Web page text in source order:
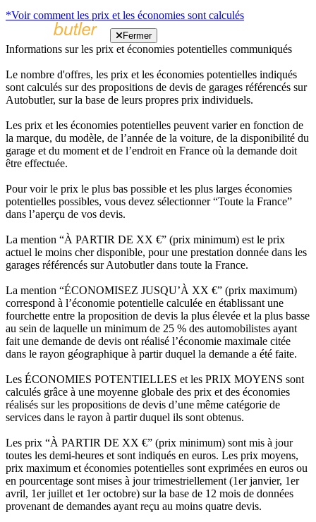
*Voir comment les prix et les économies sont calculés
Fermer
Informations sur les prix et économies potentielles communiqués
Le nombre d'offres, les prix et les économies potentielles indiqués
sont calculés sur des propositions de devis de garages référencés sur
Autobutler, sur la base de leurs propres prix individuels.
Les prix et les économies potentielles peuvent varier en fonction de
la marque, du modèle, de l’année de la voiture, de la disponibilité du
garage et du moment et de l’endroit en France où la demande doit
être effectuée.
Pour voir le prix le plus bas possible et les plus larges économies
potentielles possibles, vous devez sélectionner “Toute la France”
dans l’aperçu de vos devis.
La mention “À PARTIR DE XX €” (prix minimum) est le prix
actuel le moins cher disponible, pour une prestation donnée dans les
garages référencés sur Autobutler dans toute la France.
La mention “ÉCONOMISEZ JUSQU’À XX €” (prix maximum)
correspond à l’économie potentielle calculée en établissant une
fourchette entre la proposition de devis la plus élevée et la plus basse
au sein de laquelle un minimum de 25 % des automobilistes ayant
fait une demande de devis ont réalisé l’économie maximale citée
dans le rayon géographique à partir duquel la demande a été faite.
Les ÉCONOMIES POTENTIELLES et les PRIX MOYENS sont
calculés grâce à une moyenne globale des prix et des économies
réalisés sur les propositions de devis d’une même catégorie de
services dans le rayon à partir duquel ils sont obtenus.
Les prix “À PARTIR DE XX €” (prix minimum) sont mis à jour
toutes les demi-heures et sont indiqués en euros. Les prix moyens,
prix maximum et économies potentielles sont exprimées en euros ou
en pourcentage sont mises à jour trimestriellement (1er janvier, 1er
avril, 1er juillet et 1er octobre) sur la base de 12 mois de données
provenant de demandes ayant reçu au moins quatre devis.